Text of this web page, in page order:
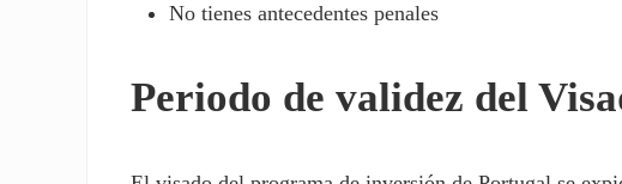
No tienes antecedentes penales
Periodo de validez del